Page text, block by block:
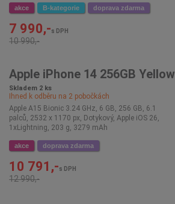
akce B-kategorie doprava zdarma
7 990,-s DPH
10 990,-
Apple iPhone 14 256GB Yellow
Skladem 2 ks
Ihned k odběru na 2 pobočkách
Apple A15 Bionic 3.24 GHz, 6 GB, 256 GB, 6.1
palců, 2532 x 1170 px, Dotykový, Apple iOS 26,
1xLightning, 203 g, 3279 mAh
akce doprava zdarma
10 791,-s DPH
12 990,-